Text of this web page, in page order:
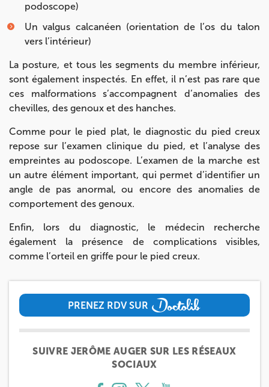
PRENEZ RDV SUR
PRENEZ RDV SUR
SUIVRE JERÔME AUGER SUR LES RÉSEAUX
SOCIAUX
podoscope)
Un valgus calcanéen (orientation de l’os du talon
vers l’intérieur)
La posture, et tous les segments du membre inférieur,
sont également inspectés. En effet, il n’est pas rare que
ces malformations s’accompagnent d’anomalies des
chevilles, des genoux et des hanches.
Comme pour le pied plat, le diagnostic du pied creux
repose sur l’examen clinique du pied, et l’analyse des
empreintes au podoscope. L’examen de la marche est
un autre élément important, qui permet d’identifier un
angle de pas anormal, ou encore des anomalies de
comportement des genoux.
Enfin, lors du diagnostic, le médecin recherche
également la présence de complications visibles,
comme l’orteil en griffe pour le pied creux.